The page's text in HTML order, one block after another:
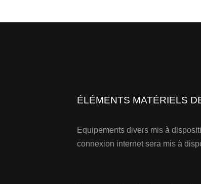
ÉLÉMENTS MATÉRIELS
Equipements divers mis à
connexion internet sera mis à